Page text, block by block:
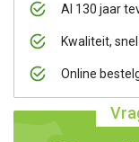
Al 130 jaar
Kwaliteit,
Online